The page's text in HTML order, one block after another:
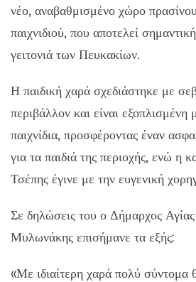
νέο, αναβαθμισμένο χώρο
παιχνιδιού, που αποτελεί
γειτονιά των Πευκακίων.
Η παιδική χαρά σχεδιάστηκε με
περιβάλλον και είναι εξοπλισμένη
παιχνίδια, προσφέροντας έναν
για τα παιδιά της περιοχής, ενώ η
Τσέπης έγινε με την ευγενική
Σε δηλώσεις του ο Δήμαρχος
Μυλωνάκης επισήμανε τα εξής:
«Με ιδιαίτερη χαρά πολύ